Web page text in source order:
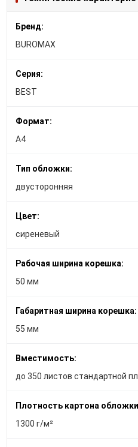
Бренд:
BUROMAX
Серия:
BEST
Формат:
A4
Тип обложки:
двусторонняя
Цвет:
сиреневый
Рабочая ширина корешка:
50 мм
Габаритная ширина корешка:
55 мм
Вместимость:
до 350 листов стандартной
Плотность картона
1300 г/м²